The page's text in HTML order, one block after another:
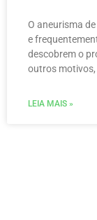
O aneurisma
e
descobrem o
outros motivos,
LEIA MAIS »